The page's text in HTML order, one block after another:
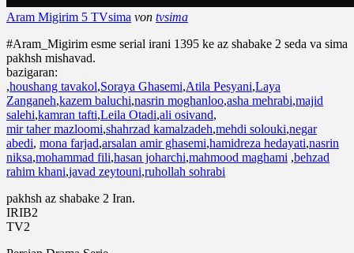
Aram Migirim 5 TVsima von tvsima
#Aram_Migirim esme serial irani 1395 ke az shabake 2 seda va sima
pakhsh mishavad.
bazigaran:
,houshang tavakol,Soraya Ghasemi,Atila Pesyani,Laya
Zanganeh,kazem baluchi,nasrin moghanloo,asha mehrabi,majid
salehi,kamran tafti,Leila Otadi,ali osivand,
mir taher mazloomi,shahrzad kamalzadeh,mehdi solouki,negar
abedi, mona farjad,arsalan amir ghasemi,hamidreza hedayati,nasrin
niksa,mohammad fili,hasan joharchi,mahmood maghami ,behzad
rahim khani,javad zeytouni,ruhollah sohrabi
pakhsh az shabake 2 Iran.
IRIB2
TV2